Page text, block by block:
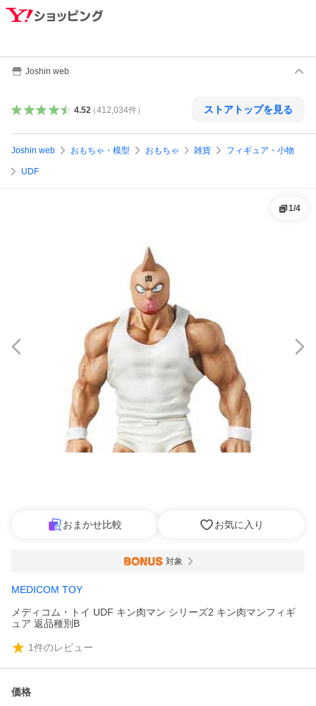
Joshin web
4.52（412,034件） ストアトップを見る
Joshin web おもちゃ・模型 おもちゃ 雑貨 フィギュア・小物
UDF
1/4
おまかせ比較 お気に入り
対象
MEDICOM TOY
メディコム・トイ UDF キン肉マン シリーズ2 キン肉マンフィギ
ュア 返品種別B
1件のレビュー
価格